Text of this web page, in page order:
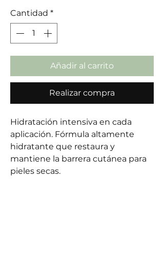
Cantidad *
Añadir al carrito
Realizar compra
Hidratación intensiva en cada
aplicación. Fórmula altamente
hidratante que restaura y
mantiene la barrera cutánea para
pieles secas.